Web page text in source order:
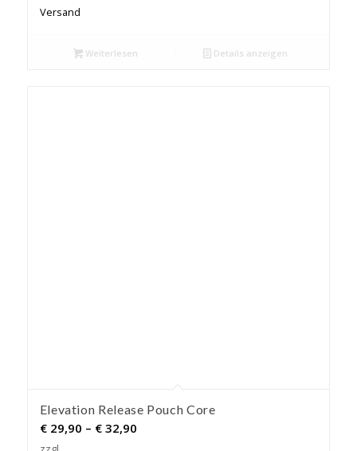
Versand
Weiterlesen Details anzeigen
Elevation Release Pouch Core
€29,90 – €32,90Preisspanne: